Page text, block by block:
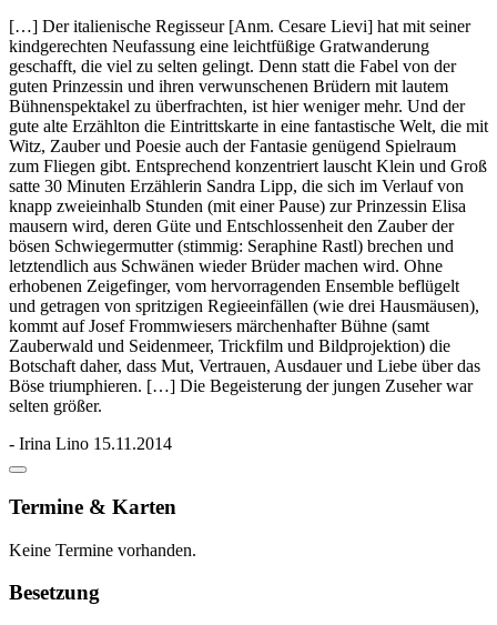
[…] Der italienische Regisseur [Anm. Cesare Lievi] hat mit seiner
kindgerechten Neufassung eine leichtfüßige Gratwanderung
geschafft, die viel zu selten gelingt. Denn statt die Fabel von der
guten Prinzessin und ihren verwunschenen Brüdern mit lautem
Bühnenspektakel zu überfrachten, ist hier weniger mehr. Und der
gute alte Erzählton die Eintrittskarte in eine fantastische Welt, die mit
Witz, Zauber und Poesie auch der Fantasie genügend Spielraum
zum Fliegen gibt. Entsprechend konzentriert lauscht Klein und Groß
satte 30 Minuten Erzählerin Sandra Lipp, die sich im Verlauf von
knapp zweieinhalb Stunden (mit einer Pause) zur Prinzessin Elisa
mausern wird, deren Güte und Entschlossenheit den Zauber der
bösen Schwiegermutter (stimmig: Seraphine Rastl) brechen und
letztendlich aus Schwänen wieder Brüder machen wird. Ohne
erhobenen Zeigefinger, vom hervorragenden Ensemble beflügelt
und getragen von spritzigen Regieeinfällen (wie drei Hausmäusen),
kommt auf Josef Frommwiesers märchenhafter Bühne (samt
Zauberwald und Seidenmeer, Trickfilm und Bildprojektion) die
Botschaft daher, dass Mut, Vertrauen, Ausdauer und Liebe über das
Böse triumphieren. […] Die Begeisterung der jungen Zuseher war
selten größer.
- Irina Lino 15.11.2014
Termine & Karten
Keine Termine vorhanden.
Besetzung